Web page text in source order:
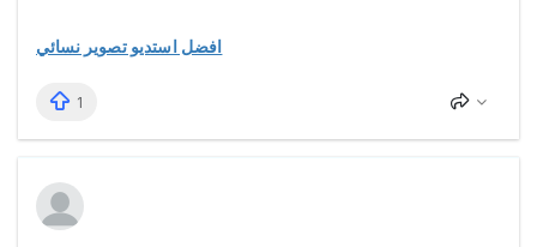
افضل استديو تصوير نسائي
1